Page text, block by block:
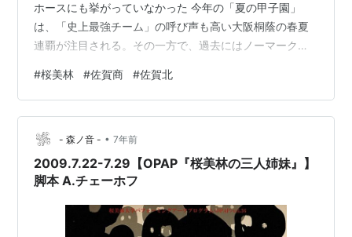
ホースにも挙がっていなかった 今年の「夏の甲子園」
は、「史上最強チーム」の呼び声も高い大阪桐蔭の春夏
連覇が注目される。その一方で、過去にはノーマークか
った。今回は、夏の甲子園で奇跡を起こした記憶に残
る“ミラクルチーム”を振り返ってみたい。 「イエス イエ
ス イエス」のフレーズが印象的な校歌とともに、夏の甲
子園で初出場初Vの快挙を成し遂げたのが、1976年の桜
美林である。 同年は春の覇者・崇徳が本命で、柳川商
（現・柳川）、銚子商、原辰徳（…
#桜美林 #佐賀商 #佐賀北
- 森ノ音 - • 7年前
2009.7.22-7.29【OPAP『桜美林の三人姉妹』】
脚本 A.チェーホフ